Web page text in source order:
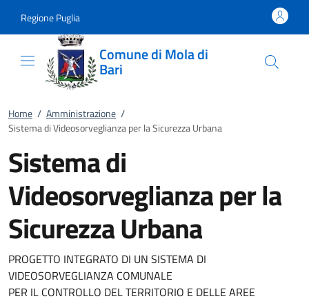
Regione Puglia
Comune di Mola di
Bari
Home / Amministrazione /
Sistema di Videosorveglianza per la Sicurezza Urbana
Sistema di
Videosorveglianza per la
Sicurezza Urbana
PROGETTO INTEGRATO DI UN SISTEMA DI
VIDEOSORVEGLIANZA COMUNALE
PER IL CONTROLLO DEL TERRITORIO E DELLE AREE